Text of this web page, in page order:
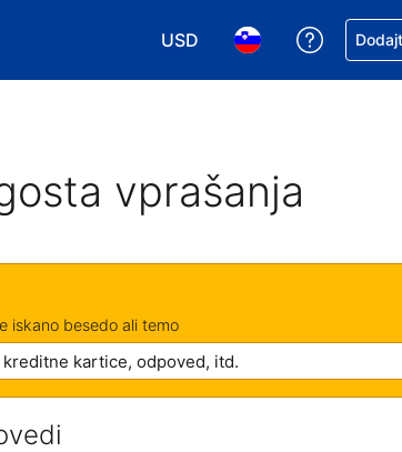
USD
Izbira valute. Vaša
Izbira jezika. Vaš
vprašanja
iskano besedo ali temo